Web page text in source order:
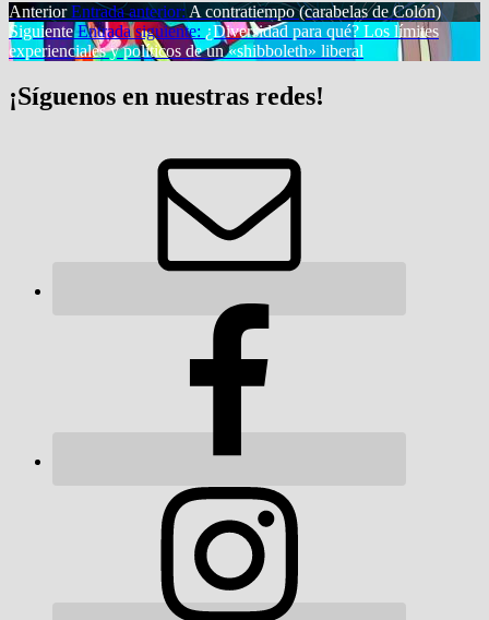
Anterior Entrada anterior: A contratiempo (carabelas de Colón)
Siguiente Entrada siguiente: ¿Diversidad para qué? Los límites
experienciales y políticos de un «shibboleth» liberal
¡Síguenos en nuestras redes!